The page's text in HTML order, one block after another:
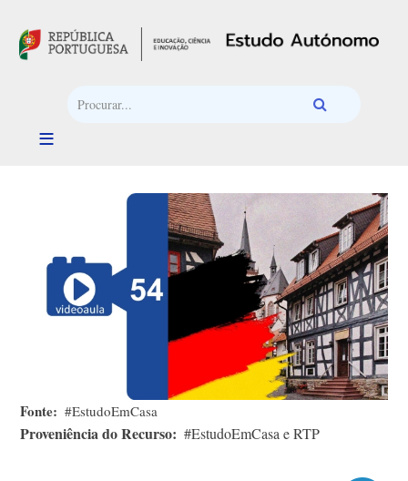
Fonte #EstudoEmCasa
Proveniência do Recurso #EstudoEmCasa e RTP